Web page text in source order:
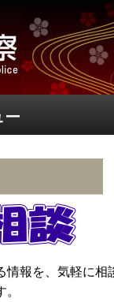
情報を、気軽に相